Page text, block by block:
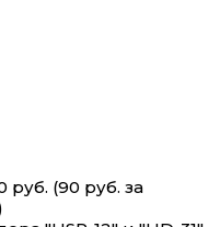
руб. (90 руб. за